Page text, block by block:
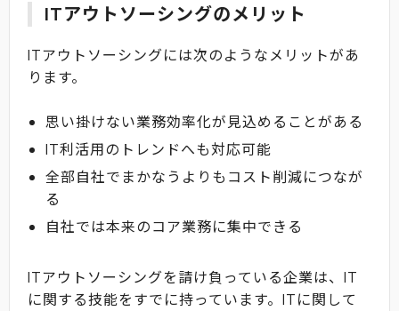
ITアウトソーシングのメリット
ITアウトソーシングには次のようなメリットがあ
ります。
思い掛けない業務効率化が見込めることがある
IT利活用のトレンドへも対応可能
全部自社でまかなうよりもコスト削減につなが
る
自社では本来のコア業務に集中できる
ITアウトソーシングを請け負っている企業は、IT
に関する技能をすでに持っています。ITに関して